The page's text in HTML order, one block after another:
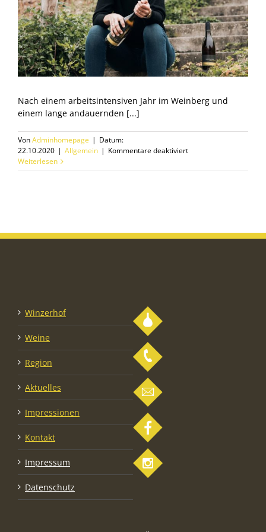
Nach einem arbeitsintensiven Jahr im Weinberg und
einem lange andauernden [...]
VonAdminhomepage | Datum:
22.10.2020 | Allgemein | Kommentare deaktiviertfür
Herbst
Weiterlesen
Winzerhof
Weine
Region
Aktuelles
Impressionen
Kontakt
Impressum
Datenschutz